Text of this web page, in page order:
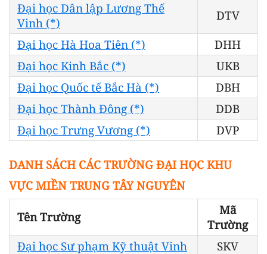
Đại học Dân lập Lương Thế
Vinh (*)
DTV
Đại học Hà Hoa Tiên (*)
DHH
Đại học Kinh Bắc (*)
UKB
Đại học Quốc tế Bắc Hà (*)
DBH
Đại học Thành Đông (*)
DDB
Đại học Trưng Vương (*)
DVP
DANH SÁCH CÁC TRƯỜNG ĐẠI HỌC KHU
VỰC MIỀN TRUNG TÂY NGUYÊN
Tên Trường
Mã
Trường
Đại học Sư phạm Kỹ thuật Vinh
SKV